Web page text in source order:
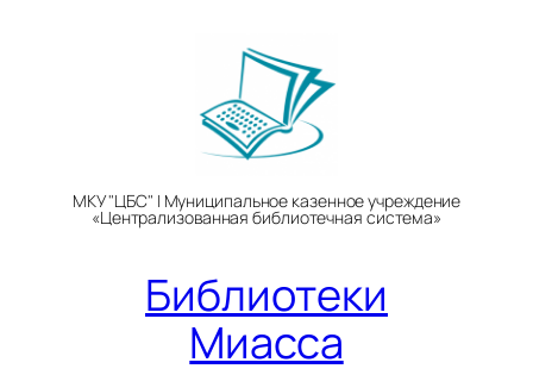
МКУ "ЦБС" | Муниципальное казенное учреждение
«Централизованная библиотечная система»
Библиотеки
Миасса